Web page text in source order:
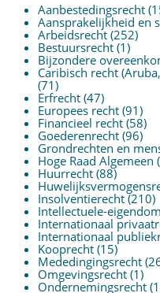
Aanbestedingsrecht
Aansprakelijkheid en
Arbeidsrecht (252)
Bestuursrecht (1)
Bijzondere
Caribisch recht
(71)
Erfrecht (47)
Europees recht (91)
Financieel recht (58)
Goederenrecht (96)
Grondrechten en
Hoge Raad Algemeen
Huurrecht (88)
Insolventierecht(210)
Intellectuele-
Internationaal
Internationaal
Kooprecht (15)
Mededingingsrecht
Omgevingsrecht (1)
Ondernemingsrecht